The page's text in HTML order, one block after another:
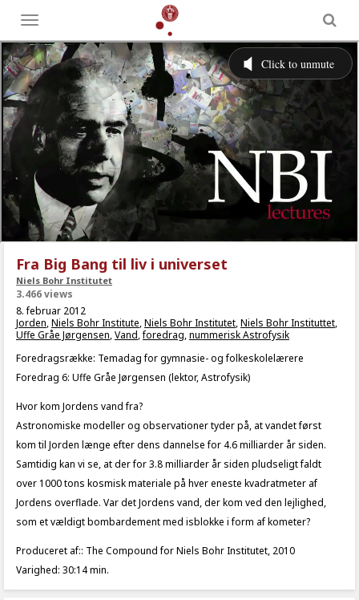
Toggle
menu
Fra Big Bang til liv i universet
Niels Bohr Institutet
3.466 views
8. februar 2012
Jorden,Niels Bohr Institute,Niels Bohr Institutet,Niels Bohr Instituttet,
Uffe Gråe Jørgensen,Vand,foredrag,nummerisk Astrofysik
Foredragsrække: Temadag for gymnasie- og folkeskolelærere
Foredrag 6: Uffe Gråe Jørgensen (lektor, Astrofysik)
Hvor kom Jordens vand fra?
Astronomiske modeller og observationer tyder på, at vandet først
kom til Jorden længe efter dens dannelse for 4.6 milliarder år siden.
Samtidig kan vi se, at der for 3.8 milliarder år siden pludseligt faldt
over 1000 tons kosmisk materiale på hver eneste kvadratmeter af
Jordens overflade. Var det Jordens vand, der kom ved den lejlighed,
som et vældigt bombardement med isblokke i form af kometer?
Produceret af:: The Compound for Niels Bohr Institutet, 2010
Varighed: 30:14 min.